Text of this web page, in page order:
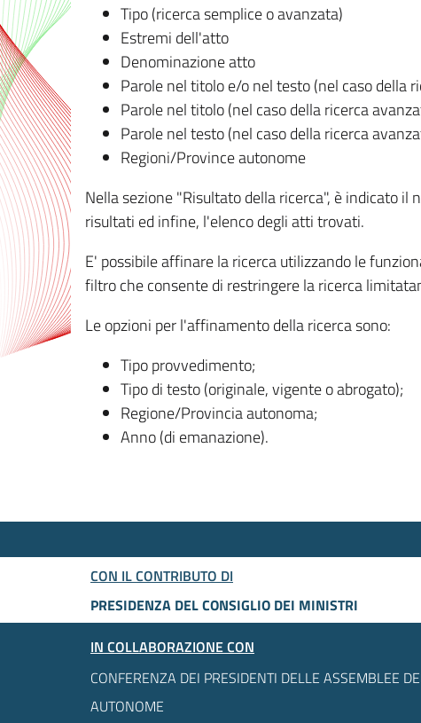
Tipo (ricerca semplice o avanzata)
Estremi dell'atto
Denominazione atto
Parole nel titolo e/o nel testo (nel caso della
Parole nel titolo (nel caso della ricerca
Parole nel testo (nel caso della ricerca
Regioni/Province autonome
Nella sezione "Risultato della ricerca", è indicato
risultati ed infine, l'elenco degli atti trovati.
E' possibile affinare la ricerca utilizzando le
filtro che consente di restringere la ricerca
Le opzioni per l'affinamento della ricerca sono:
Tipo provvedimento;
Tipo di testo (originale, vigente o abrogato);
Regione/Provincia autonoma;
Anno (di emanazione).
CON IL CONTRIBUTO DI
PRESIDENZA DEL CONSIGLIO DEI MINISTRI
IN COLLABORAZIONE CON
CONFERENZA DEI PRESIDENTI DELLE ASSEMBLEE
AUTONOME